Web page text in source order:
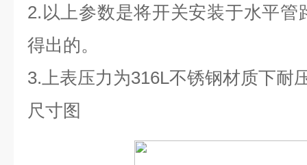
2.以上参数是将开关安装于水平管
得出的。
3.上表压力为316L不锈钢材质下耐
尺寸图